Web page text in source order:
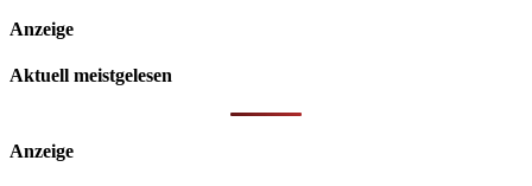
Anzeige
Aktuell meistgelesen
Anzeige